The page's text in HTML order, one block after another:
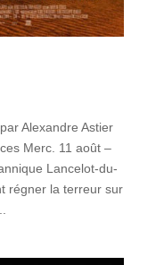
Alexandre Astier
Merc. 11 août –
Lancelot-du-
régner la terreur sur